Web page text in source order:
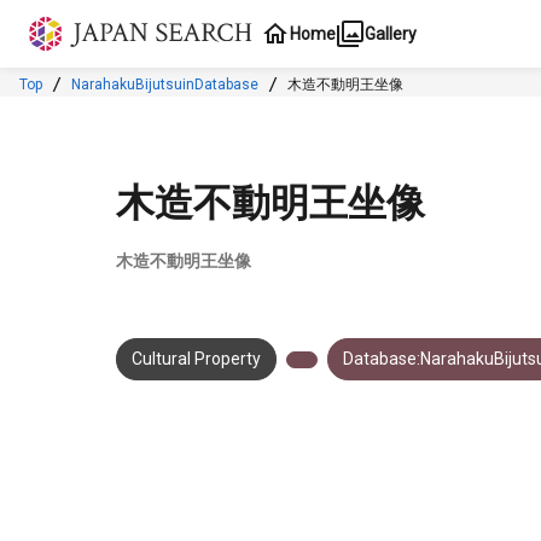
Jump to main content
Home Gallery
Top NarahakuBijutsuinDatabase 木造不動明王坐像
木造不動明王坐像
木造不動明王坐像
Cultural Property